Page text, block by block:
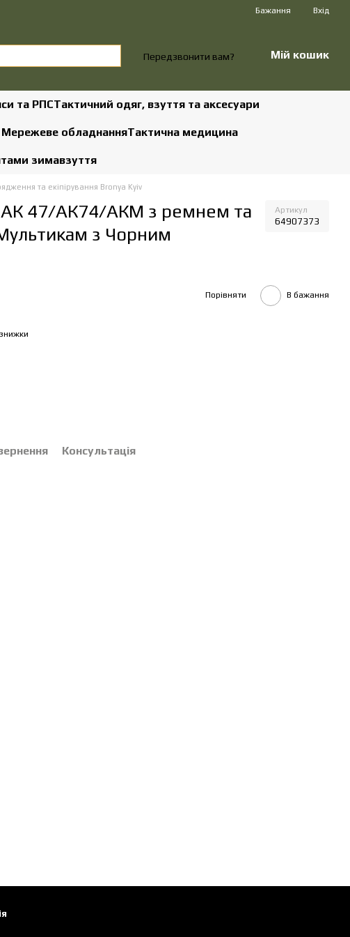
Бажання Вхід
Передзвонити вам? Мій кошик
та РПСТактичний одяг, взуття та аксесуари
Мережеве обладнанняТактична медицина
зимавзуття
та екіпірування Bronya Kyiv
АК 47/АК74/АКМ з ремнем та
з Чорним
Артикул
64907373
Порівняти В бажання
Консультація